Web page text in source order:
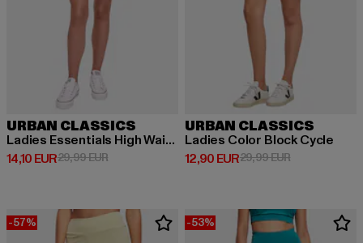
URBAN CLASSICS
Ladies Essentials High Waist Cycle Hot
14,10 EUR
Derzeitiger Preis: 14,10 EUR
29,99 EURAktionspreis: 29,99 EUR
URBAN CLASSICS
Ladies Color Block Cycle
12,90 EUR
Derzeitiger Preis: 12,90 EUR
29,99 EURAktionspreis:
-57% -53%